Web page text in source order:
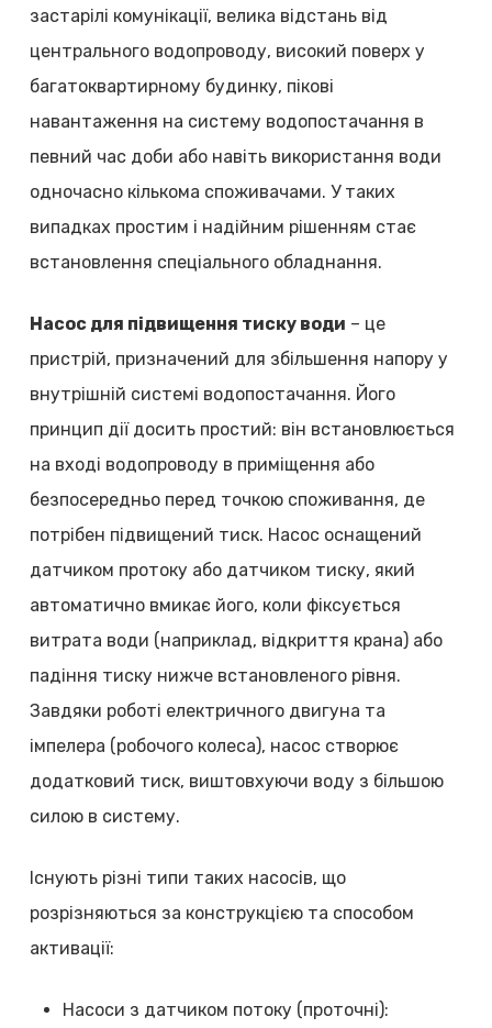
застарілі комунікації, велика відстань від
центрального водопроводу, високий поверх у
багатоквартирному будинку, пікові
навантаження на систему водопостачання в
певний час доби або навіть використання води
одночасно кількома споживачами. У таких
випадках простим і надійним рішенням стає
встановлення спеціального обладнання.
Насос для підвищення тиску води – це
пристрій, призначений для збільшення напору у
внутрішній системі водопостачання. Його
принцип дії досить простий: він встановлюється
на вході водопроводу в приміщення або
безпосередньо перед точкою споживання, де
потрібен підвищений тиск. Насос оснащений
датчиком протоку або датчиком тиску, який
автоматично вмикає його, коли фіксується
витрата води (наприклад, відкриття крана) або
падіння тиску нижче встановленого рівня.
Завдяки роботі електричного двигуна та
імпелера (робочого колеса), насос створює
додатковий тиск, виштовхуючи воду з більшою
силою в систему.
Існують різні типи таких насосів, що
розрізняються за конструкцією та способом
активації:
Насоси з датчиком потоку (проточні):